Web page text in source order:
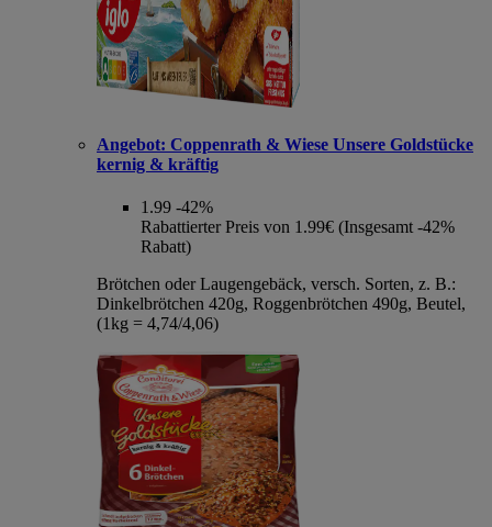
Angebot: Coppenrath & Wiese Unsere Goldstücke
kernig & kräftig
1.99 -42%
Rabattierter Preis von 1.99€ (Insgesamt -42%
Rabatt)
Brötchen oder Laugengebäck, versch. Sorten, z. B.:
Dinkelbrötchen 420g, Roggenbrötchen 490g, Beutel,
(1kg = 4,74/4,06)